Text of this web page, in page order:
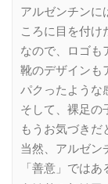
アルゼンチンに
ころに目を付け
なので、ロゴも
靴のデザインも
パクったような
そして、裸足の
もうお気づきだ
当然、アルゼン
「善意」ではあ